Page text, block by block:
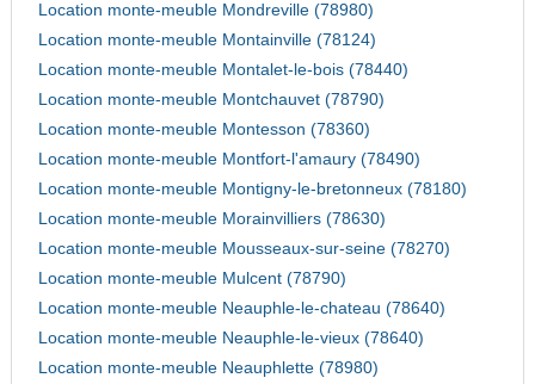
Location monte-meuble Mondreville (78980)
Location monte-meuble Montainville (78124)
Location monte-meuble Montalet-le-bois (78440)
Location monte-meuble Montchauvet (78790)
Location monte-meuble Montesson (78360)
Location monte-meuble Montfort-l'amaury (78490)
Location monte-meuble Montigny-le-bretonneux (78180)
Location monte-meuble Morainvilliers (78630)
Location monte-meuble Mousseaux-sur-seine (78270)
Location monte-meuble Mulcent (78790)
Location monte-meuble Neauphle-le-chateau (78640)
Location monte-meuble Neauphle-le-vieux (78640)
Location monte-meuble Neauphlette (78980)